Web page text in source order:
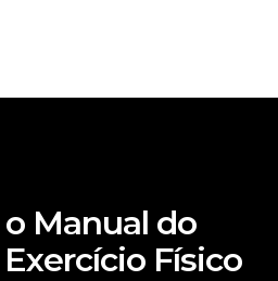
Manual do
Físico